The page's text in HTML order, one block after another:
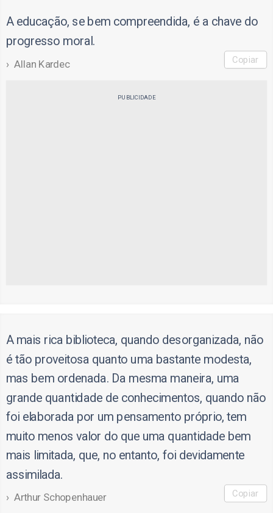
A educação, se bem compreendida, é a chave do
progresso moral.
Allan Kardec Copiar
PUBLICIDADE
A mais rica biblioteca, quando desorganizada, não
é tão proveitosa quanto uma bastante modesta,
mas bem ordenada. Da mesma maneira, uma
grande quantidade de conhecimentos, quando não
foi elaborada por um pensamento próprio, tem
muito menos valor do que uma quantidade bem
mais limitada, que, no entanto, foi devidamente
assimilada.
Arthur Schopenhauer Copiar